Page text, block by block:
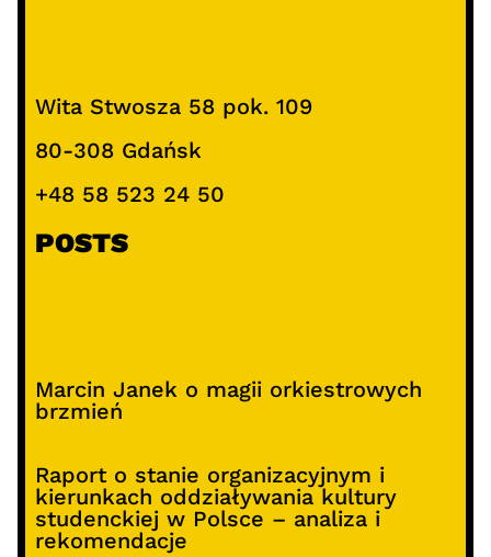
Wita Stwosza 58 pok. 109
80-308 Gdańsk
+48 58 523 24 50
POSTS
Marcin Janek o magii orkiestrowych
brzmień
Raport o stanie organizacyjnym i
kierunkach oddziaływania kultury
studenckiej w Polsce – analiza i
rekomendacje